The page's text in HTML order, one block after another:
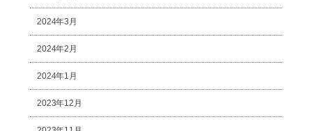
2024年3月
2024年2月
2024年1月
2023年12月